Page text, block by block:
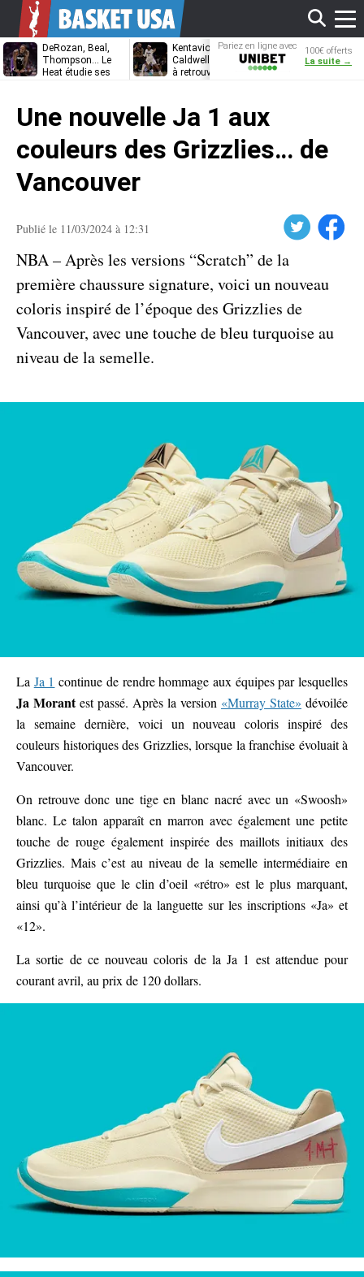
DeRozan, Beal,
Thompson… Le
Heat étudie ses
Kentavious
Caldwell-Pope prêt
à retrouver LeBron
Jonathan
Kuminga, le
Pariez en ligne avec
Unibet
100€ offerts
La suite →
Une nouvelle Ja 1 aux
couleurs des Grizzlies… de
Vancouver
Publié le 11/03/2024 à 12:31 Facebook
NBA – Après les versions “Scratch” de la
première chaussure signature, voici un nouveau
coloris inspiré de l’époque des Grizzlies de
Vancouver, avec une touche de bleu turquoise au
niveau de la semelle.
La Ja 1 continue de rendre hommage aux équipes par lesquelles
Ja Morantest passé. Après la version «Murray State» dévoilée
la semaine dernière, voici un nouveau coloris inspiré des
couleurs historiques des Grizzlies, lorsque la franchise évoluait à
Vancouver.
On retrouve donc une tige en blanc nacré avec un «Swoosh»
blanc. Le talon apparaît en marron avec également une petite
touche de rouge également inspirée des maillots initiaux des
Grizzlies. Mais c’est au niveau de la semelle intermédiaire en
bleu turquoise que le clin d’oeil «rétro» est le plus marquant,
ainsi qu’à l’intérieur de la languette sur les inscriptions «Ja» et
«12».
La sortie de ce nouveau coloris de la Ja 1 est attendue pour
courant avril, au prix de 120 dollars.